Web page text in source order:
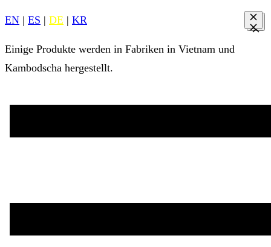
EN | ES | DE | KR
Einige Produkte werden in Fabriken in Vietnam und
Kambodscha hergestellt.